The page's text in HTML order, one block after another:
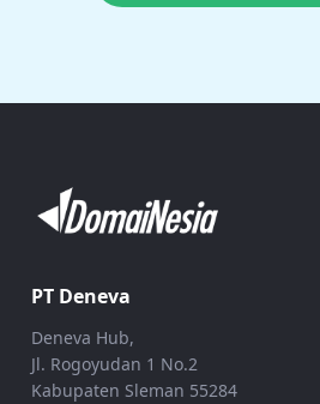
PT Deneva
Deneva Hub,
Jl. Rogoyudan 1 No.2
Kabupaten Sleman 55284